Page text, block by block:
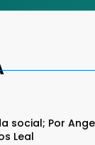
social; Por
Leal